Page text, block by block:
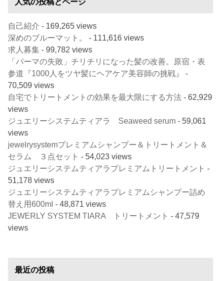
自己紹介 - 169,265 views
深めのブルーマット。
- 111,616 views
求人募集 - 99,782 views
「パーマの失敗」チリチリになった髪の改善。原宿・表
参道『1000人をツヤ髪にヘアケア美容師の挑戦』
-
70,509 views
自宅でトリートメントの効果を最大限にする方法 - 62,929
views
ジュエリーシステムティアラ Seaweed serum - 59,061
views
jewelrysystemプレミアムシャンプー＆トリートメント＆
セラム ３点セット - 54,023 views
ジュエリーシステムティアラプレミアムトリートメント -
51,178 views
ジュエリーシステムティアラプレミアムシャンプー詰め
替え用600ml - 48,871 views
JEWERLY SYSTEM TIARA トリートメント - 47,579
views
最近の投稿